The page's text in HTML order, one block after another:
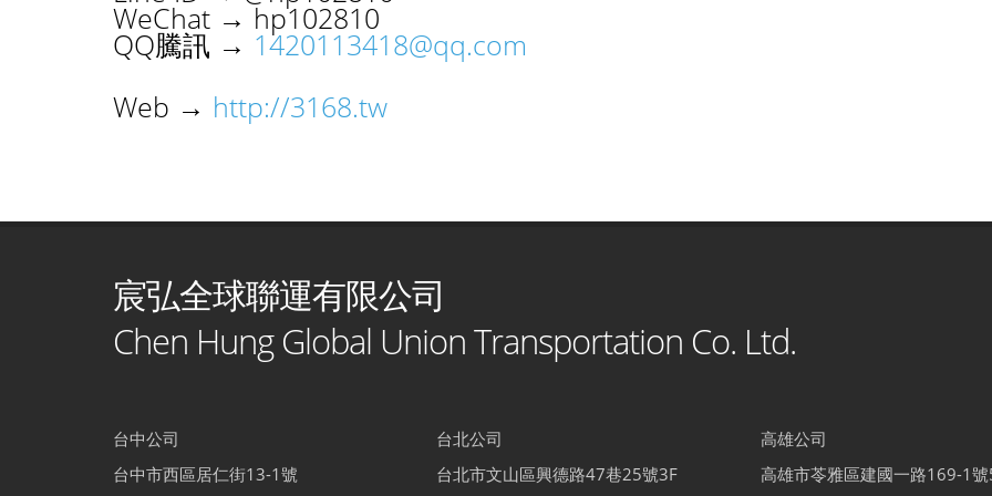
WeChat → hp102810
QQ騰訊 → 1420113418@qq.com
Web → http://3168.tw
宸弘全球聯運有限公司
Chen Hung Global Union Transportation Co. Ltd.
台中公司
台中市西區居仁街13-1號
台北公司
台北市文山區興德路47巷25號3F
高雄公司
高雄市苓雅區建國一路169-1